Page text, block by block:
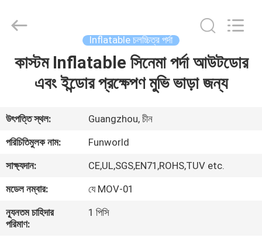
বাড়ি
ভিডিও
আমাদের
সম্পর্কে
Limited.
Inflatable চলচ্চিত্র পর্দা
কাস্টম Inflatable সিনেমা পর্দা আউটডোর
এবং ইন্ডোর প্রক্ষেপণ মুভি ভাড়া জন্য
উৎপত্তি স্থল:
Guangzhou, চীন
পরিচিতিমুলক নাম:
Funworld
সাক্ষ্যদান:
CE,UL,SGS,EN71,ROHS,TUV etc.
মডেল নম্বার:
যে MOV-01
ন্যূনতম চাহিদার
পরিমাণ:
1 পিসি